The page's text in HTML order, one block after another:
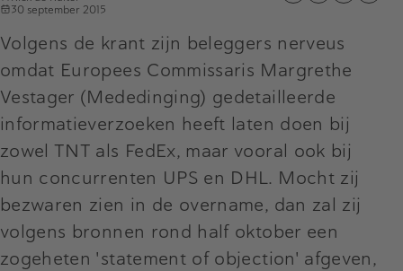
30 september 2015
Volgens de krant zijn beleggers nerveus
omdat Europees Commissaris Margrethe
Vestager (Mededinging) gedetailleerde
informatieverzoeken heeft laten doen bij
zowel TNT als FedEx, maar vooral ook bij
hun concurrenten UPS en DHL. Mocht zij
bezwaren zien in de overname, dan zal zij
volgens bronnen rond half oktober een
zogeheten 'statement of objection' afgeven,